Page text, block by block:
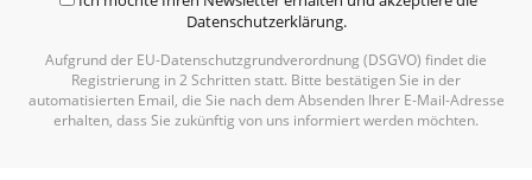
Datenschutzerklärung.
Aufgrund der EU-Datenschutzgrundverordnung (DSGVO) findet die
Registrierung in 2 Schritten statt. Bitte bestätigen Sie in der
automatisierten Email, die Sie nach dem Absenden Ihrer E-Mail-Adresse
erhalten, dass Sie zukünftig von uns informiert werden möchten.